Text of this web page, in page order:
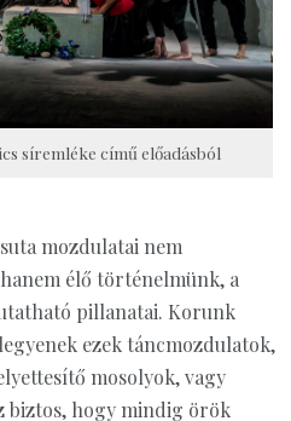
síremléke című előadásból
mozdulatai nem
élő történelmünk, a
pillanatai. Korunk
ezek táncmozdulatok,
mosolyok, vagy
biztos, hogy mindig örök